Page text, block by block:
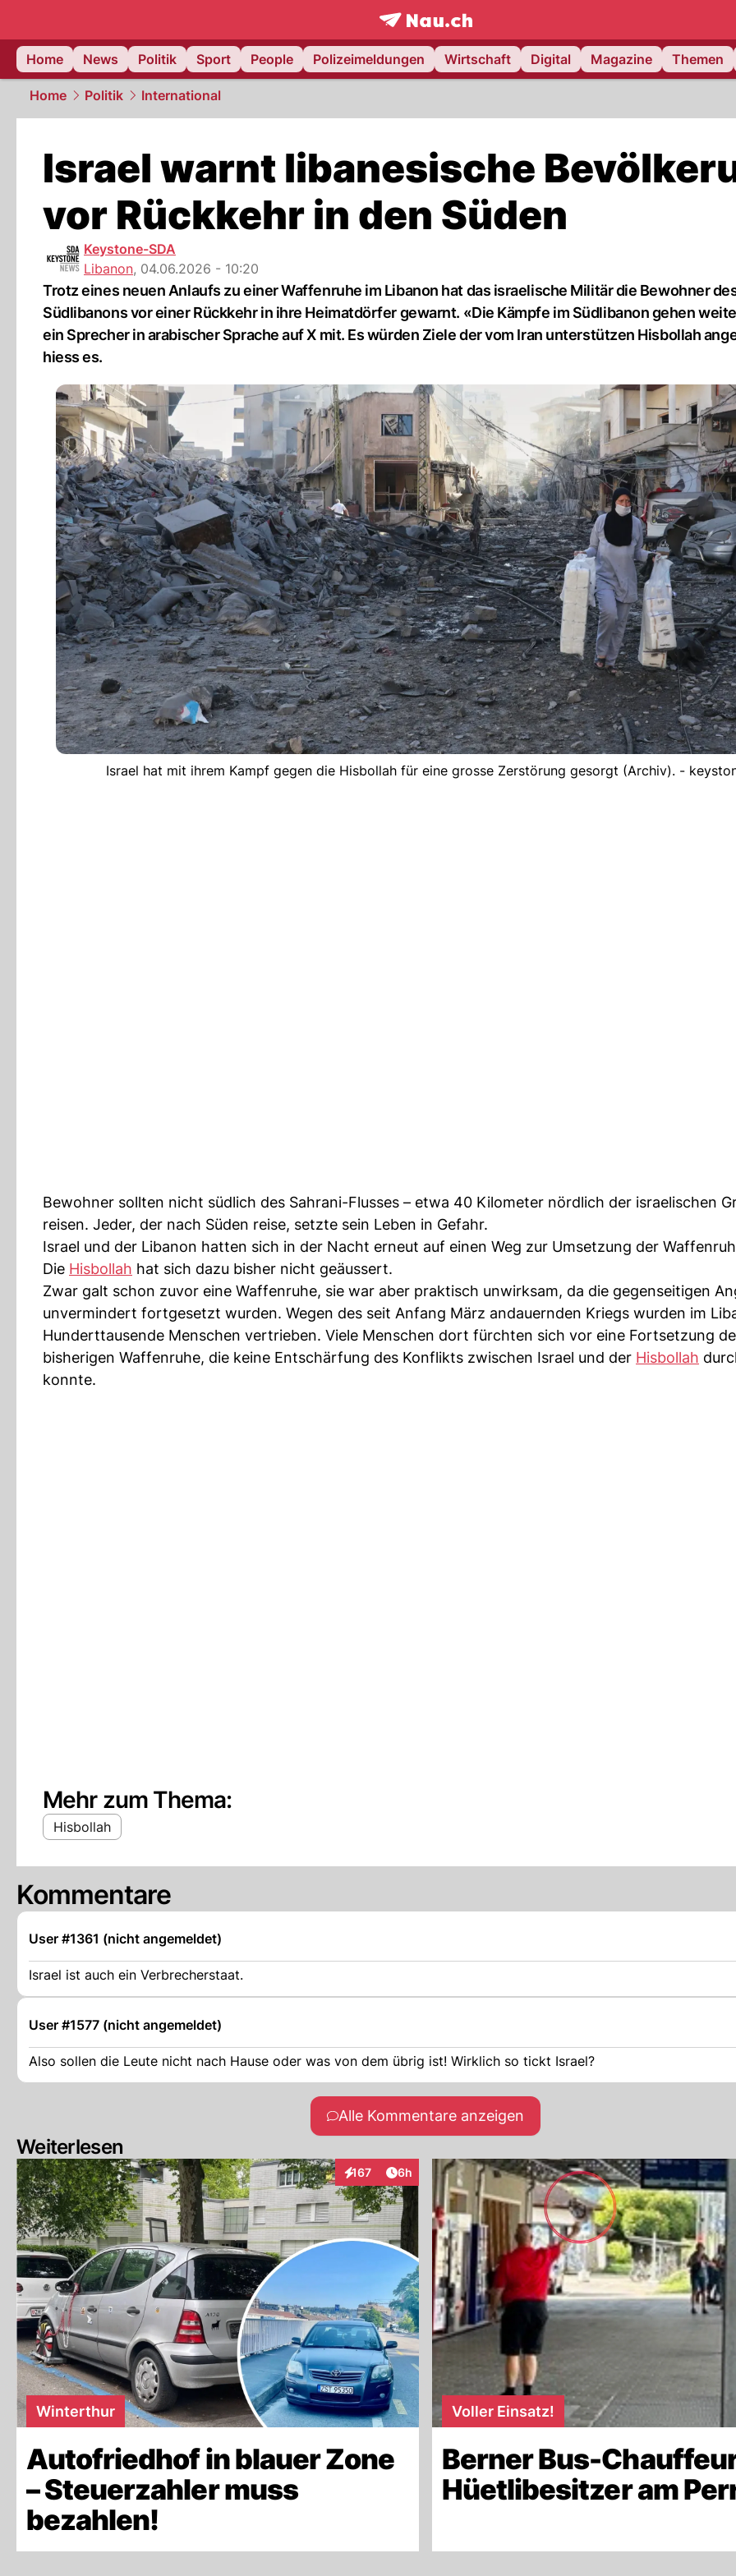
frontpage.NAU.ch
Home
News Politik Sport People Polizeimeldungen Wirtschaft Digital Magazine Themen
Home Politik International
Israel warnt libanesische
vor Rückkehr in den Süden
Keystone-SDA
Libanon, 04.06.2026 - 10:20
Trotz eines neuen Anlaufs zu einer Waffenruhe im Libanon hat das israelische Militär die Bewohner
Südlibanons vor einer Rückkehr in ihre Heimatdörfer gewarnt. «Die Kämpfe im Südlibanon gehen
ein Sprecher in arabischer Sprache auf X mit. Es würden Ziele der vom Iran unterstützen Hisbollah
hiess es.
Israel hat mit ihrem Kampf gegen die Hisbollah für eine grosse Zerstörung gesorgt (Archiv). -
Bewohner sollten nicht südlich des Sahrani-Flusses – etwa 40 Kilometer nördlich der israelischen
reisen. Jeder, der nach Süden reise, setzte sein Leben in Gefahr.
Israel und der Libanon hatten sich in der Nacht erneut auf einen Weg zur Umsetzung der
Die Hisbollah hat sich dazu bisher nicht geäussert.
Zwar galt schon zuvor eine Waffenruhe, sie war aber praktisch unwirksam, da die gegenseitigen
unvermindert fortgesetzt wurden. Wegen des seit Anfang März andauernden Kriegs wurden im
Hunderttausende Menschen vertrieben. Viele Menschen dort fürchten sich vor eine Fortsetzung
bisherigen Waffenruhe, die keine Entschärfung des Konflikts zwischen Israel und der Hisbollah
konnte.
Mehr zum Thema:
Hisbollah
Kommentare
User #1361 (nicht angemeldet)
Israel ist auch ein Verbrecherstaat.
User #1577 (nicht angemeldet)
Also sollen die Leute nicht nach Hause oder was von dem übrig ist! Wirklich so tickt Israel?
Alle Kommentare anzeigen
Weiterlesen
167
InteraktionenArtikel veröffentlicht:
6h
Winterthur
Autofriedhof in blauer Zone
– Steuerzahler muss
bezahlen!
Voller Einsatz!
Berner Bus-
Hüetlibesitzer am